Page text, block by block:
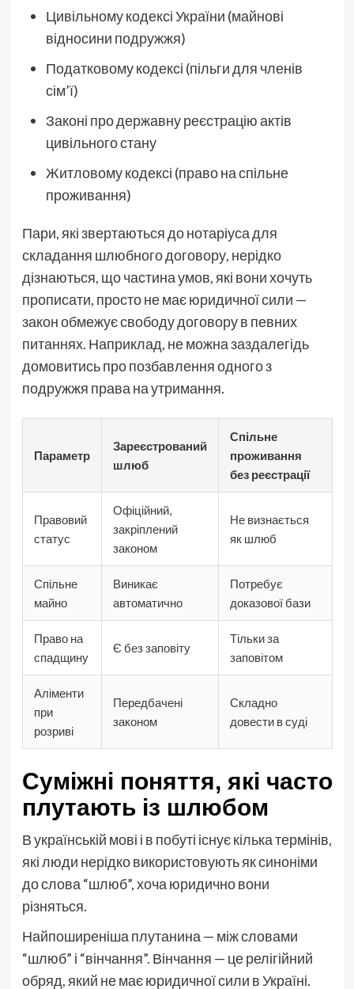
Цивільному кодексі України (майнові
відносини подружжя)
Податковому кодексі (пільги для членів
сім’ї)
Законі про державну реєстрацію актів
цивільного стану
Житловому кодексі (право на спільне
проживання)
Пари, які звертаються до нотаріуса для
складання шлюбного договору, нерідко
дізнаються, що частина умов, які вони хочуть
прописати, просто не має юридичної сили —
закон обмежує свободу договору в певних
питаннях. Наприклад, не можна заздалегідь
домовитись про позбавлення одного з
подружжя права на утримання.
Параметр
Зареєстрований
шлюб
Спільне
проживання
без реєстрації
Правовий
статус
Офіційний,
закріплений
законом
Не визнається
як шлюб
Спільне
майно
Виникає
автоматично
Потребує
доказової бази
Право на
спадщину
Є без заповіту
Тільки за
заповітом
Аліменти
при
розриві
Передбачені
законом
Складно
довести в суді
Суміжні поняття, які часто
плутають із шлюбом
В українській мові і в побуті існує кілька термінів,
які люди нерідко використовують як синоніми
до слова “шлюб”, хоча юридично вони
різняться.
Найпоширеніша плутанина — між словами
“шлюб” і “вінчання”. Вінчання — це релігійний
обряд, який не має юридичної сили в Україні.